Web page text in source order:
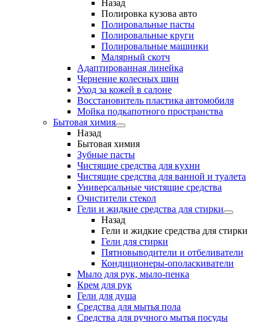
Назад
Полировка кузова авто
Полировальные пасты
Полировальные круги
Полировальные машинки
Малярный cкотч
Адаптированная линейка
Чернение колесных шин
Уход за кожей в салоне
Восстановитель пластика автомобиля
Мойка подкапотного пространства
Бытовая химия
Назад
Бытовая химия
Зубные пасты
Чистящие средства для кухни
Чистящие средства для ванной и туалета
Универсальные чистящие средства
Очистители стекол
Гели и жидкие средства для стирки
Назад
Гели и жидкие средства для стирки
Гели для стирки
Пятновыводители и отбеливатели
Кондиционеры-ополаскиватели
Мыло для рук, мыло-пенка
Крем для рук
Гели для душа
Средства для мытья пола
Средства для ручного мытья посуды